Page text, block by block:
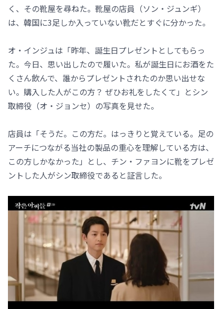
く、その靴屋を尋ねた。靴屋の店員（ソン・ジュンギ）
は、韓国に3足しか入っていない靴だとすぐに分かった。
オ・インジュは「昨年、誕生日プレゼントとしてもらっ
た。今日、思い出したので履いた。私が誕生日にお酒をた
くさん飲んで、誰からプレゼントされたのか思い出せな
い。購入した人がこの方？ ぜひお礼をしたくて」とシン
取締役（オ・ジョンセ）の写真を見せた。
店員は「そうだ。この方だ。はっきりと覚えている。足の
アーチにつながる当社の製品の重心を理解している方は、
この方しかなかった」とし、チン・ファヨンに靴をプレゼ
ントした人がシン取締役であると証言した。